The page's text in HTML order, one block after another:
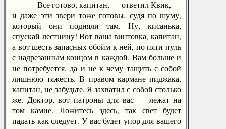
— Все готово, капитан, — ответил Квик, —
и даже эти звери тоже готовы, судя по шуму,
который они подняли там. Ну, кисанька,
спускай лестницу! Вот ваша винтовка, капитан,
а вот шесть запасных обойм к ней, по пяти пуль
с надрезанным концом в каждой. Вам больше и
не потребуется, да и не к чему тащить с собой
лишнюю тяжесть. В правом кармане пиджака,
капитан, не забудьте. Я захватил с собой столько
же. Доктор, вот патроны для вас — лежат на
том камне. Ложитесь здесь, так свет будет
падать как следует. У вас будет упор для вашего